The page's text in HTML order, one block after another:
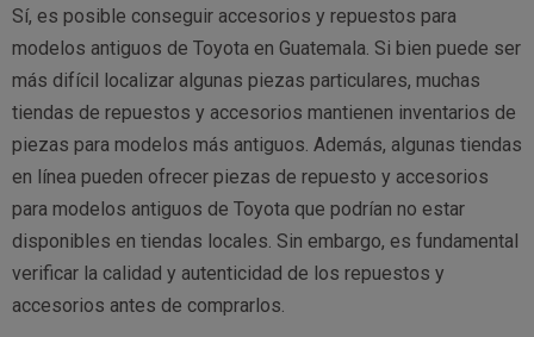
Sí, es posible conseguir accesorios y repuestos para
modelos antiguos de Toyota en Guatemala. Si bien puede ser
más difícil localizar algunas piezas particulares, muchas
tiendas de repuestos y accesorios mantienen inventarios de
piezas para modelos más antiguos. Además, algunas tiendas
en línea pueden ofrecer piezas de repuesto y accesorios
para modelos antiguos de Toyota que podrían no estar
disponibles en tiendas locales. Sin embargo, es fundamental
verificar la calidad y autenticidad de los repuestos y
accesorios antes de comprarlos.